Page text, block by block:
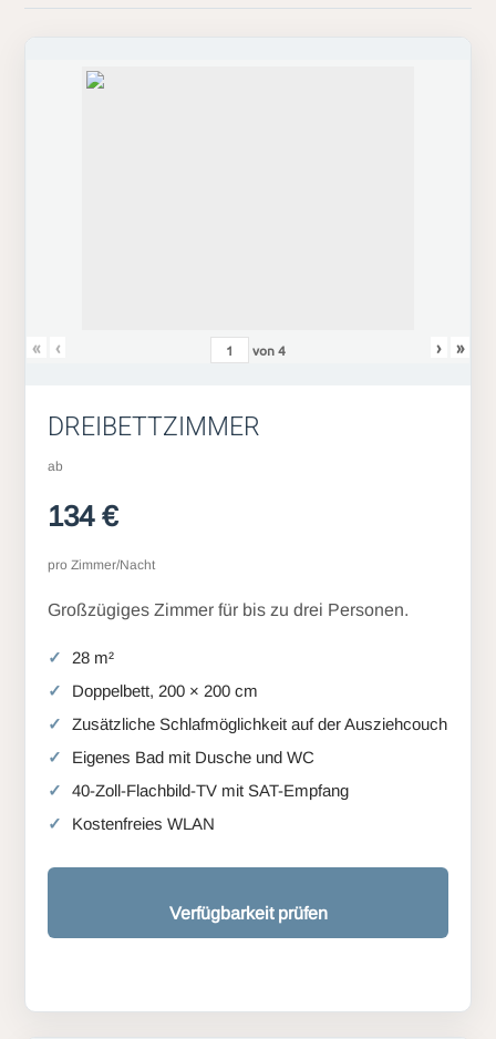
« ‹ von4 › »
DREIBETTZIMMER
ab
134 €
pro Zimmer/Nacht
Großzügiges Zimmer für bis zu drei Personen.
28 m²
Doppelbett, 200 × 200 cm
Zusätzliche Schlafmöglichkeit auf der Ausziehcouch
Eigenes Bad mit Dusche und WC
40-Zoll-Flachbild-TV mit SAT-Empfang
Kostenfreies WLAN
Verfügbarkeit prüfen